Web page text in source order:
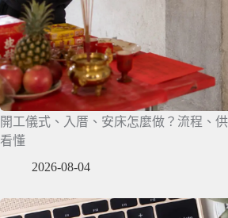
開工儀式、入厝、安床怎麼做？流程、
看懂
2026-08-04